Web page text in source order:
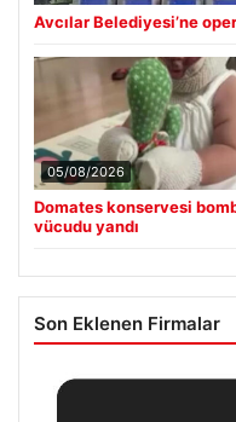
Avcılar Belediyesi’ne
05/08/2026
Domates konservesi
vücudu yandı
Son Eklenen Firmalar